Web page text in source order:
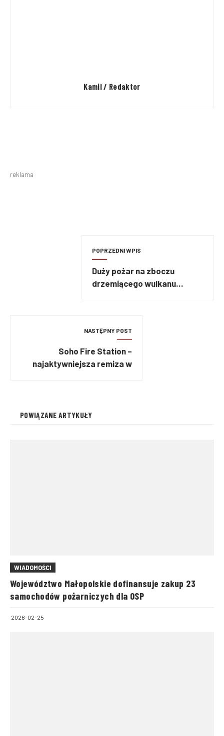
Kamil / Redaktor
reklama
POPRZEDNI WPIS
Duży pożar na zboczu
drzemiącego wulkanu
NASTĘPNY POST
Soho Fire Station –
najaktywniejsza remiza w
POWIĄZANE ARTYKUŁY
WIADOMOŚCI
Województwo Małopolskie dofinansuje zakup 23
samochodów pożarniczych dla OSP
2026-02-25